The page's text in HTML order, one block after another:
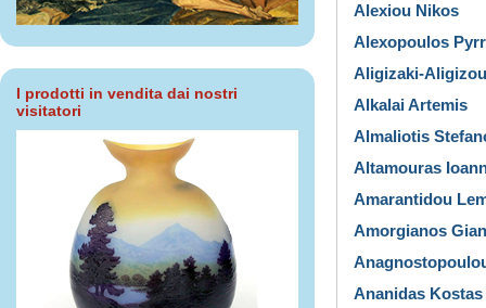
I prodotti in vendita dai nostri
visitatori
Alexiou Nikos
Alexopoulos
Aligizaki-
Alkalai Artemis
Almaliotis
Altamouras
Amarantidou
Amorgianos
Ananidas Kostas